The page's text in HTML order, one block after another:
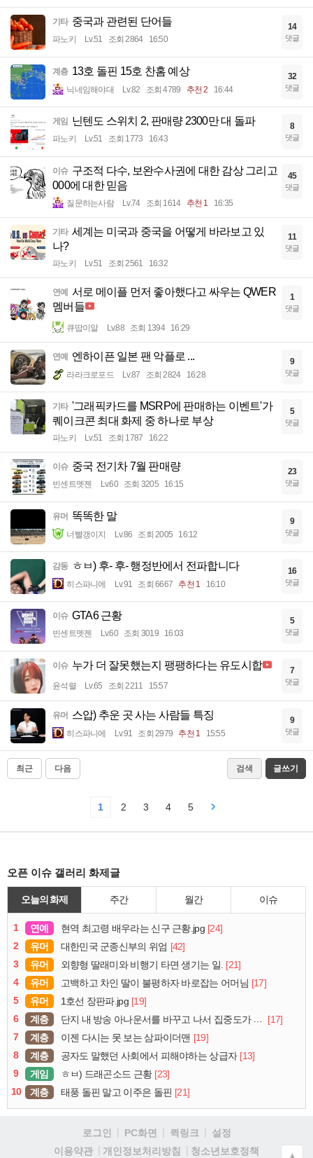
기타 중국과 관련된 단어들
파노키 Lv.51 조회 2864 16:50
14
댓글
계층 13호 돌핀 15호 찬홈 예상
닉네임해야대 Lv.82 조회 4789 추천 2 16:44
32
댓글
게임 닌텐도 스위치 2, 판매량 2300만 대 돌파
파노키 Lv.51 조회 1773 16:43
8
댓글
이슈 구조적 다수, 보완수사권에 대한 감상 그리고
000에 대한 믿음
질문하는사람 Lv.74 조회 1614 추천 1 16:35
45
댓글
기타 세계는 미국과 중국을 어떻게 바라보고 있
나?
파노키 Lv.51 조회 2561 16:32
11
댓글
연예
서로 메이플 먼저 좋아했다고 싸우는 QWER
멤버들
큐땁이알 Lv.88 조회 1394 16:29
1
댓글
연예 엔하이픈 일본 팬 악플로 ...
라라크로포드 Lv.87 조회 2824 16:28
9
댓글
기타 '그래픽카드를 MSRP에 판매하는 이벤트'가
퀘이크콘 최대 화제 중 하나로 부상
파노키 Lv.51 조회 1787 16:22
5
댓글
이슈 중국 전기차 7월 판매량
빈센트멧젠 Lv.60 조회 3205 16:15
23
댓글
유머 똑똑한 말
너빨갱이지 Lv.86 조회 2005 16:12
9
댓글
감동 ㅎㅂ) 후- 후- 행정반에서 전파합니다
히스파니에 Lv.91 조회 6667 추천 1 16:10
16
댓글
이슈 GTA6 근황
빈센트멧젠 Lv.60 조회 3019 16:03
5
댓글
이슈 누가 더 잘못했는지 팽팽하다는 유도시합
윤석렬 Lv.65 조회 2211 15:57
7
댓글
유머 스압) 추운 곳 사는 사람들 특징
히스파니에 Lv.91 조회 2979 추천 1 15:55
9
댓글
최근 다음 검색 글쓰기
1 2 3 4 5
오픈 이슈 갤러리 화제글
오늘의 화제 주간 월간 이슈
1 연예 현역 최고령 배우라는 신구 근황.jpg [24]
2
유머 대한민국 군종신부의 위엄 [42]
3
유머 외향형 딸래미와 비행기 타면 생기는 일. [21]
4
유머 고백하고 차인 딸이 불평하자 바로잡는 어머님 [17]
5
유머 1호선 장판파.jpg [19]
6
계층 단지 내 방송 아나운서를 바꾸고 나서 집중도가 확 올라갔다는 한 아파트의 안내방송
[17]
7
계층 이젠 다시는 못 보는 삼파이더맨 [19]
8
계층 공자도 말했던 사회에서 피해야하는 상급자 [13]
9
게임 ㅎㅂ) 드래곤소드 근황 [23]
10
계층 태풍 돌핀 말고 이주은 돌핀 [21]
로그인 PC화면 퀵링크
설정
이용약관
개인정보처리방침
청소년보호정책
▲